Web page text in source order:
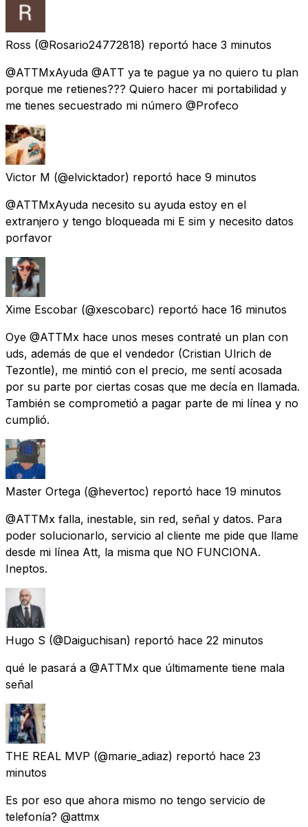
Ross (@Rosario24772818) reportó hace 3 minutos
@ATTMxAyuda @ATT ya te pague ya no quiero tu plan
porque me retienes??? Quiero hacer mi portabilidad y
me tienes secuestrado mi número @Profeco
Victor M (@elvicktador) reportó hace 9 minutos
@ATTMxAyuda necesito su ayuda estoy en el
extranjero y tengo bloqueada mi E sim y necesito datos
porfavor
Xime Escobar (@xescobarc) reportó hace 16 minutos
Oye @ATTMx hace unos meses contraté un plan con
uds, además de que el vendedor (Cristian Ulrich de
Tezontle), me mintió con el precio, me sentí acosada
por su parte por ciertas cosas que me decía en llamada.
También se comprometió a pagar parte de mi línea y no
cumplió.
Master Ortega (@hevertoc) reportó hace 19 minutos
@ATTMx falla, inestable, sin red, señal y datos. Para
poder solucionarlo, servicio al cliente me pide que llame
desde mi línea Att, la misma que NO FUNCIONA.
Ineptos.
Hugo S (@Daiguchisan) reportó hace 22 minutos
qué le pasará a @ATTMx que últimamente tiene mala
señal
THE REAL MVP (@marie_adiaz) reportó hace 23
minutos
Es por eso que ahora mismo no tengo servicio de
telefonía? @attmx